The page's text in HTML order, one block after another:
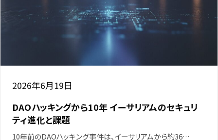
2026年6月19日
DAOハッキングから10年 イーサリアムのセキュリ
ティ進化と課題
10年前のDAOハッキング事件は、イーサリアムから約36…